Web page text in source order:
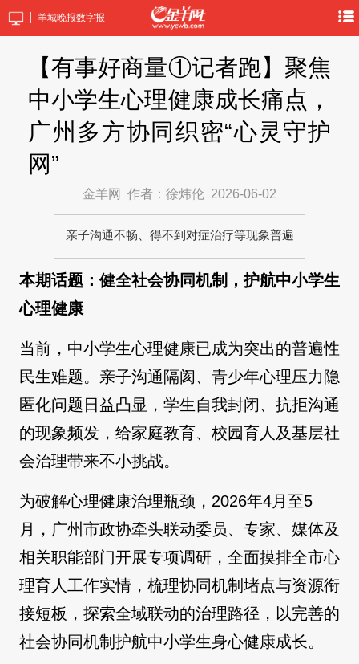
羊城晚报数字报
【有事好商量①记者跑】聚焦
中小学生心理健康成长痛点，
广州多方协同织密“心灵守护
网”
金羊网 作者：徐炜伦 2026-06-02
亲子沟通不畅、得不到对症治疗等现象普遍
本期话题：健全社会协同机制，护航中小学生
心理健康
当前，中小学生心理健康已成为突出的普遍性
民生难题。亲子沟通隔阂、青少年心理压力隐
匿化问题日益凸显，学生自我封闭、抗拒沟通
的现象频发，给家庭教育、校园育人及基层社
会治理带来不小挑战。
为破解心理健康治理瓶颈，2026年4月至5
月，广州市政协牵头联动委员、专家、媒体及
相关职能部门开展专项调研，全面摸排全市心
理育人工作实情，梳理协同机制堵点与资源衔
接短板，探索全域联动的治理路径，以完善的
社会协同机制护航中小学生身心健康成长。